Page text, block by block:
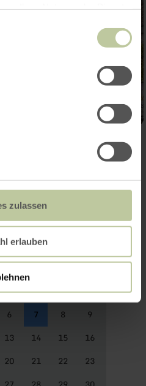
zulassen
erlauben
Do Fr Sa So
30 31 1
2
6 7 8
9
13 14 15
16
20 21 22
23